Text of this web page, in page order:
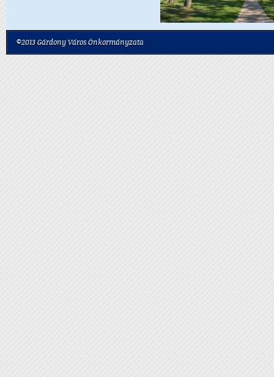
©2013 Gárdony Város Önkormányzata